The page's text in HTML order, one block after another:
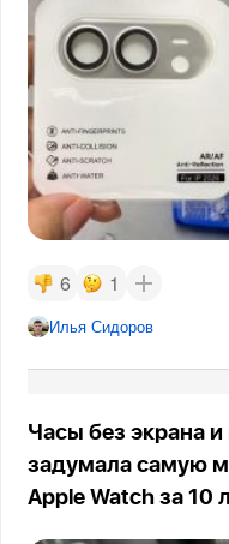
6 1
Илья Сидоров
Часы без экрана
задумала самую
Apple Watch за 10